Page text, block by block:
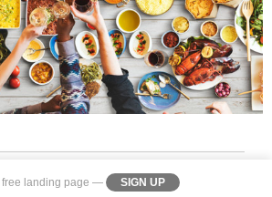
free landing page — SIGN UP